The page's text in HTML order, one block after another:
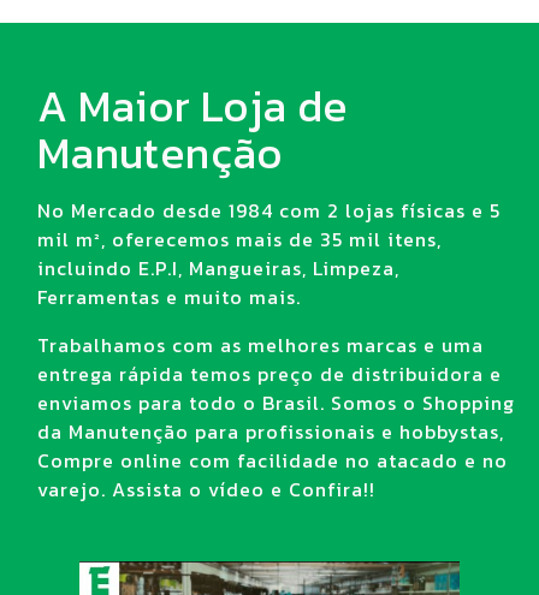
A Maior Loja de
Manutenção
No Mercado desde 1984 com 2 lojas físicas e 5
mil m², oferecemos mais de 35 mil itens,
incluindo E.P.I, Mangueiras, Limpeza,
Ferramentas e muito mais.
Trabalhamos com as melhores marcas e uma
entrega rápida temos preço de distribuidora e
enviamos para todo o Brasil. Somos o Shopping
da Manutenção para profissionais e hobbystas,
Compre online com facilidade no atacado e no
varejo. Assista o vídeo e Confira!!